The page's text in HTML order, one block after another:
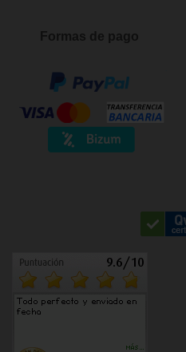
Formas de pago